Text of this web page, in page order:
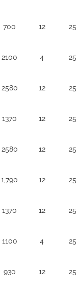
700 12 25
2100 4 25
2580 12 25
1370 12 25
2580 12 25
1,790 12 25
1370 12 25
1100 4 25
930 12 25